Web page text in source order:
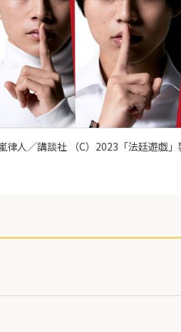
嵐律人／講談社 （C）2023「法廷遊戯